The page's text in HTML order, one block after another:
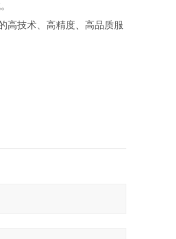
技术、高精度、高品质服